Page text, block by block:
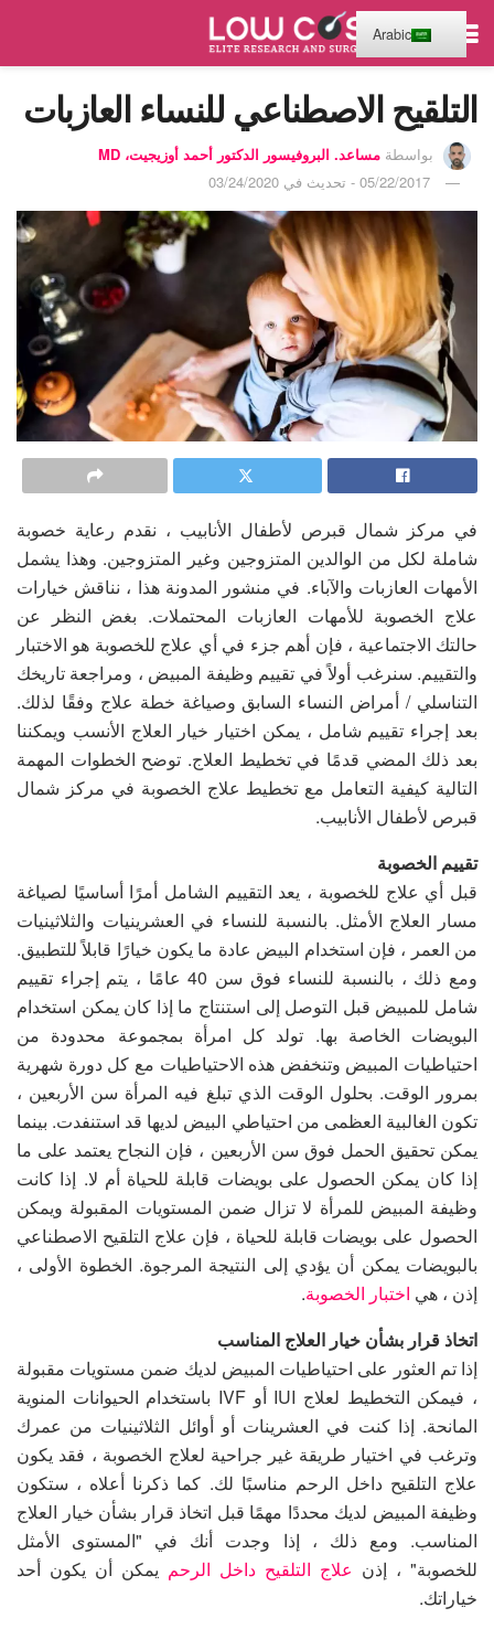
التلقيح الاصطناعي للنساء العازبات
بواسطة مساعد. البروفيسور الدكتور أحمد أوزيجيت، MD
05/22/2017 - تحديث في 03/24/2020
في مركز شمال قبرص لأطفال الأنابيب ، نقدم رعاية خصوبة
شاملة لكل من الوالدين المتزوجين وغير المتزوجين. وهذا يشمل
الأمهات العازبات والآباء. في منشور المدونة هذا ، نناقش خيارات
علاج الخصوبة للأمهات العازبات المحتملات. بغض النظر عن
حالتك الاجتماعية ، فإن أهم جزء في أي علاج للخصوبة هو الاختبار
والتقييم. سنرغب أولاً في تقييم وظيفة المبيض ، ومراجعة تاريخك
التناسلي / أمراض النساء السابق وصياغة خطة علاج وفقًا لذلك.
بعد إجراء تقييم شامل ، يمكن اختيار خيار العلاج الأنسب ويمكننا
بعد ذلك المضي قدمًا في تخطيط العلاج. توضح الخطوات المهمة
التالية كيفية التعامل مع تخطيط علاج الخصوبة في مركز شمال
قبرص لأطفال الأنابيب.
تقييم الخصوبة
قبل أي علاج للخصوبة ، يعد التقييم الشامل أمرًا أساسيًا لصياغة
مسار العلاج الأمثل. بالنسبة للنساء في العشرينيات والثلاثينيات
من العمر ، فإن استخدام البيض عادة ما يكون خيارًا قابلاً للتطبيق.
ومع ذلك ، بالنسبة للنساء فوق سن 40 عامًا ، يتم إجراء تقييم
شامل للمبيض قبل التوصل إلى استنتاج ما إذا كان يمكن استخدام
البويضات الخاصة بها. تولد كل امرأة بمجموعة محدودة من
احتياطيات المبيض وتنخفض هذه الاحتياطيات مع كل دورة شهرية
بمرور الوقت. بحلول الوقت الذي تبلغ فيه المرأة سن الأربعين ،
تكون الغالبية العظمى من احتياطي البيض لديها قد استنفدت. بينما
يمكن تحقيق الحمل فوق سن الأربعين ، فإن النجاح يعتمد على ما
إذا كان يمكن الحصول على بويضات قابلة للحياة أم لا. إذا كانت
وظيفة المبيض للمرأة لا تزال ضمن المستويات المقبولة ويمكن
الحصول على بويضات قابلة للحياة ، فإن علاج التلقيح الاصطناعي
بالبويضات يمكن أن يؤدي إلى النتيجة المرجوة. الخطوة الأولى ،
إذن ، هي اختبار الخصوبة.
اتخاذ قرار بشأن خيار العلاج المناسب
إذا تم العثور على احتياطيات المبيض لديك ضمن مستويات مقبولة
، فيمكن التخطيط لعلاج IUI أو IVF باستخدام الحيوانات المنوية
المانحة. إذا كنت في العشرينات أو أوائل الثلاثينيات من عمرك
وترغب في اختيار طريقة غير جراحية لعلاج الخصوبة ، فقد يكون
علاج التلقيح داخل الرحم مناسبًا لك. كما ذكرنا أعلاه ، ستكون
وظيفة المبيض لديك محددًا مهمًا قبل اتخاذ قرار بشأن خيار العلاج
المناسب. ومع ذلك ، إذا وجدت أنك في "المستوى الأمثل
للخصوبة" ، إذن علاج التلقيح داخل الرحم يمكن أن يكون أحد
خياراتك.
Arabic